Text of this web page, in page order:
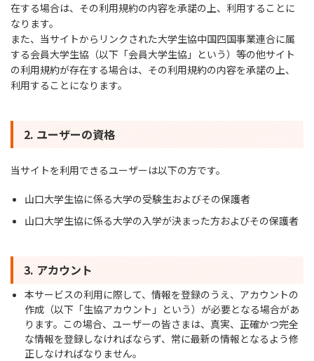
在する場合は、その利用規約の内容を承諾の上、利用することに
なります。
また、当サイトからリンクされた大学生協中国四国事業連合に属
する会員大学生協（以下「会員大学生協」という）等の他サイト
の利用規約が存在する場合は、その利用規約の内容を承諾の上、
利用することになります。
2. ユーザーの資格
当サイトを利用できるユーザーは以下の方です。
山口大学生協に係る大学の受験生およびその保護者
山口大学生協に係る大学の入学が決まった方およびその保護者
3. アカウント
本サービスの利用に際して、情報を登録のうえ、アカウントの
作成（以下「生協アカウント」という）が必要となる場合があ
ります。この場合、ユーザーの皆さまは、真実、正確かつ完全
な情報を登録しなければならず、常に最新の情報となるよう修
正しなければなりません。